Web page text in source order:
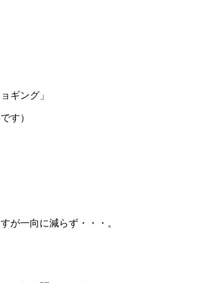
ギング」
す）
が一向に減らず・・・。